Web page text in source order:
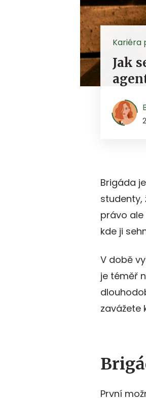
Kariéra
Jak
Brigáda
studenty,
právo
kde ji
V době
je téměř
zavážete
První